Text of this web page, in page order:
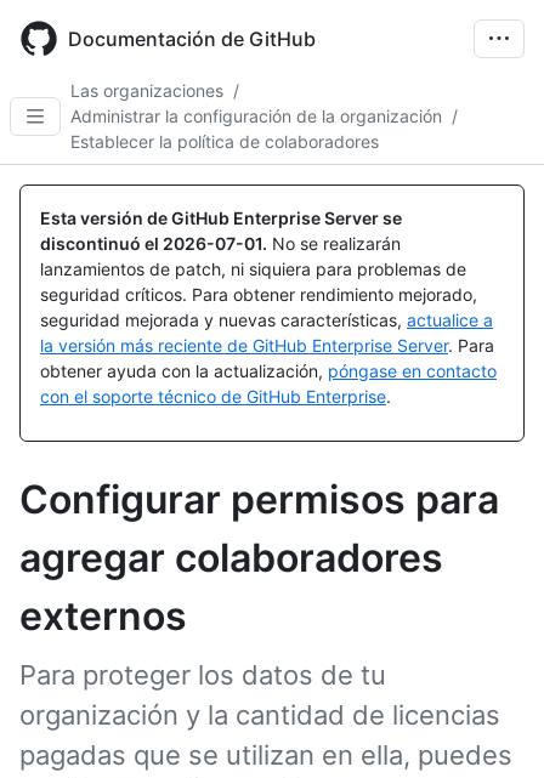
main
Documentación de GitHub
Las organizaciones /
Administrar la configuración de la organización /
Establecer la política de colaboradores
Esta versión de GitHub Enterprise Server se
discontinuó el 2026-07-01. No se realizarán
lanzamientos de patch, ni siquiera para problemas de
seguridad críticos. Para obtener rendimiento mejorado,
seguridad mejorada y nuevas características, actualice a
la versión más reciente de GitHub Enterprise Server. Para
obtener ayuda con la actualización, póngase en contacto
con el soporte técnico de GitHub Enterprise.
Configurar permisos para
agregar colaboradores
externos
Para proteger los datos de tu
organización y la cantidad de licencias
pagadas que se utilizan en ella, puedes